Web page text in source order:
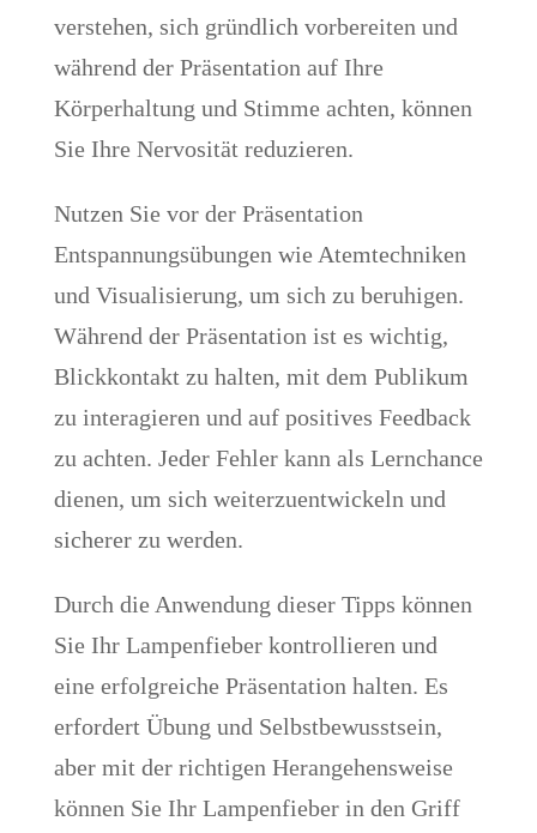
verstehen, sich gründlich vorbereiten und
während der Präsentation auf Ihre
Körperhaltung und Stimme achten, können
Sie Ihre Nervosität reduzieren.
Nutzen Sie vor der Präsentation
Entspannungsübungen wie Atemtechniken
und Visualisierung, um sich zu beruhigen.
Während der Präsentation ist es wichtig,
Blickkontakt zu halten, mit dem Publikum
zu interagieren und auf positives Feedback
zu achten. Jeder Fehler kann als Lernchance
dienen, um sich weiterzuentwickeln und
sicherer zu werden.
Durch die Anwendung dieser Tipps können
Sie Ihr Lampenfieber kontrollieren und
eine erfolgreiche Präsentation halten. Es
erfordert Übung und Selbstbewusstsein,
aber mit der richtigen Herangehensweise
können Sie Ihr Lampenfieber in den Griff